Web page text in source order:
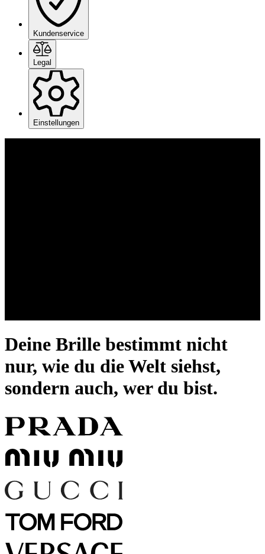
Kundenservice
Legal
Einstellungen
Deine Brille bestimmt nicht
nur, wie du die Welt siehst,
sondern auch, wer du bist.